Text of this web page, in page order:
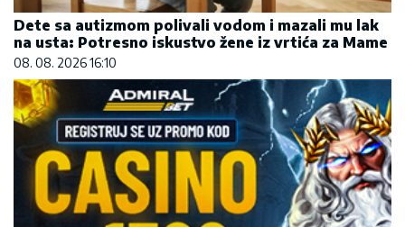
Dete sa autizmom polivali vodom i mazali mu lak
na usta: Potresno iskustvo žene iz vrtića za Mame
08. 08. 2026 16:10